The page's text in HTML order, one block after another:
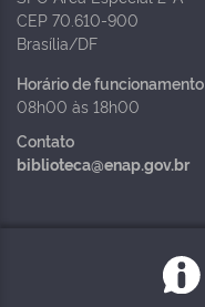
CEP 70.610-900
Brasília/DF
Horário de funcionamento
08h00 às 18h00
Contato
biblioteca@enap.gov.br